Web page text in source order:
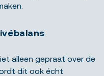
alleen gepraat over de
dit ook écht